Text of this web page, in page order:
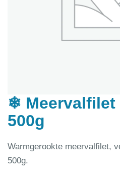
❄ Meervalfilet
500g
Warmgerookte meervalfilet,
500g.